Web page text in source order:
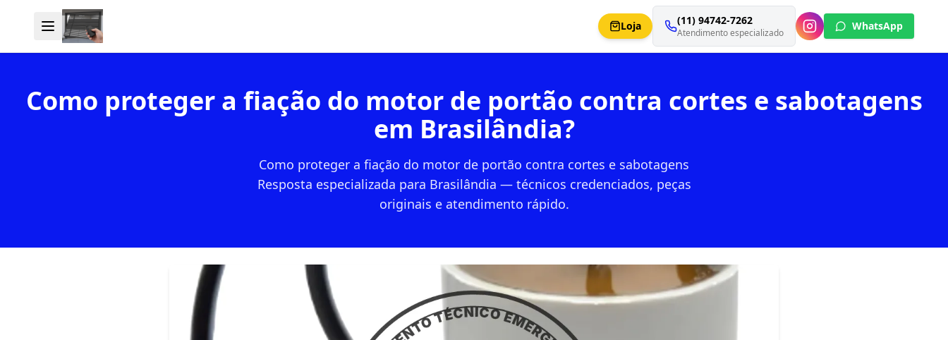
Loja (11) 94742-7262
Atendimento especializado
WhatsApp
Como proteger a fiação do motor de portão contra cortes e sabotagens
em Brasilândia?
Como proteger a fiação do motor de portão contra cortes e sabotagens
Resposta especializada para Brasilândia — técnicos credenciados, peças
originais e atendimento rápido.